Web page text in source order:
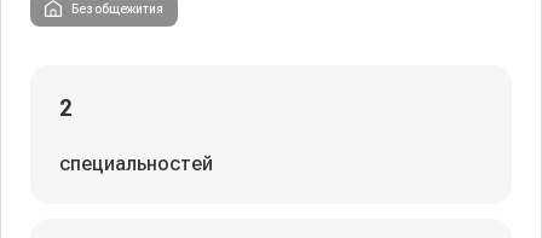
Без общежития
2
специальностей